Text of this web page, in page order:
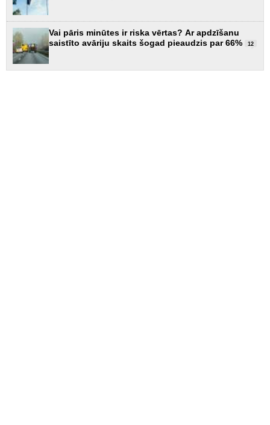
Vai pāris minūtes ir riska vērtas? Ar apdzīšanu
saistīto avāriju skaits šogad pieaudzis par 66%
12